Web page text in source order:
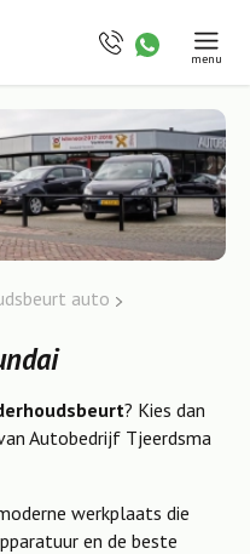
menu
auto
? Kies dan
Autobedrijf Tjeerdsma
werkplaats die
en de beste